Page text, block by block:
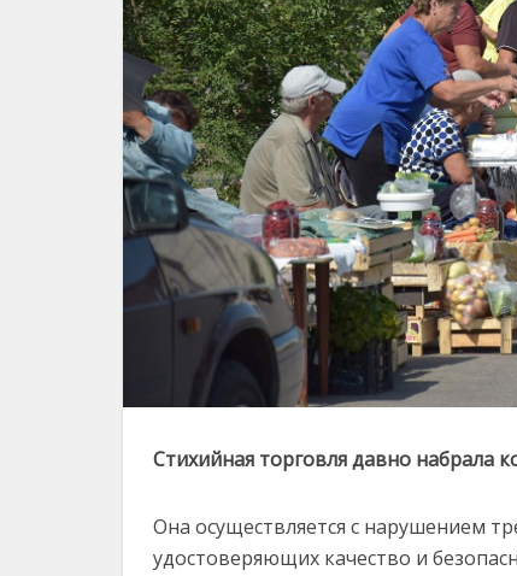
Стихийная торговля давно набрала
Она осуществляется с нарушением
удостоверяющих качество и